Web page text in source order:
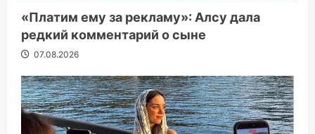
«Платим ему за рекламу»: Алсу дала
редкий комментарий о сыне
07.08.2026